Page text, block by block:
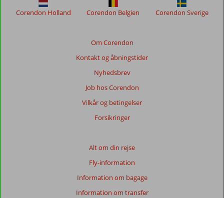
Om Corendon
Kontakt og åbningstider
Nyhedsbrev
Job hos Corendon
Vilkår og betingelser
Forsikringer
Alt om din rejse
Fly-information
Information om bagage
Information om transfer
Corendon Holland Corendon Belgien Corendon Sverige